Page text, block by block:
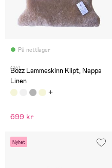
På nettlager
(14)
Bozz Lammeskinn Klipt, Nappa
Linen
699 kr
Nyhet